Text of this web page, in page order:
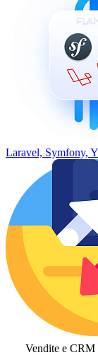
Laravel, Symfony,
Vendite e CRM